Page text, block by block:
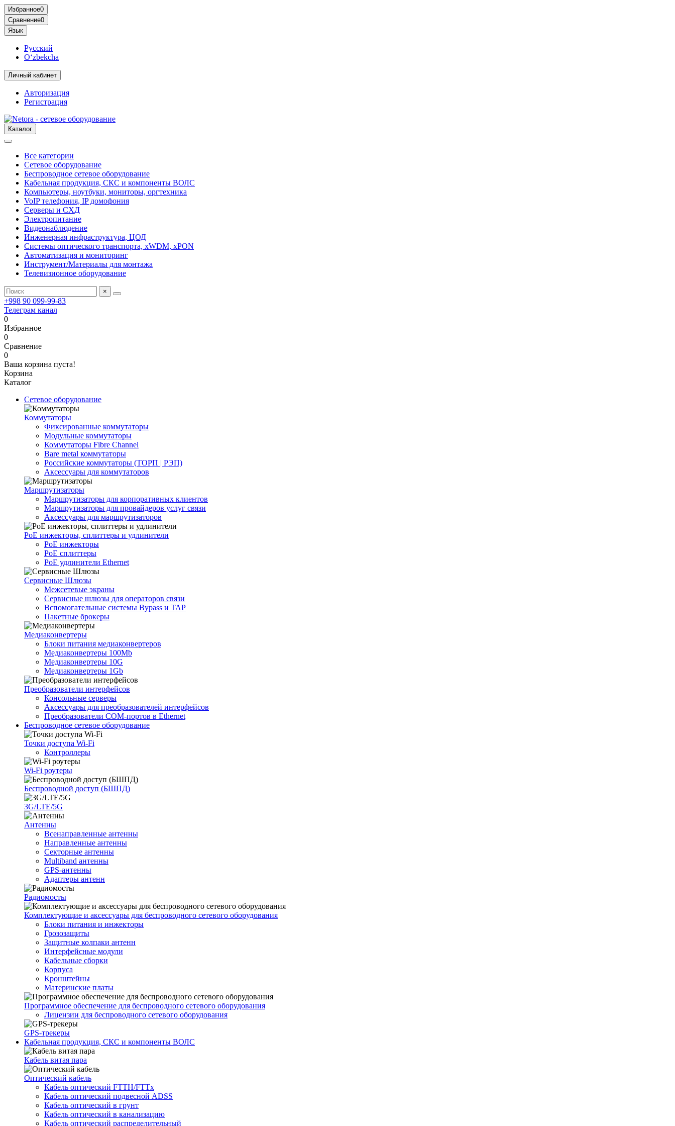
Избранное0
Сравнение0
Язык
Русский
O‘zbekcha
Личный кабинет
Авторизация
Регистрация
Каталог
Все категории
Сетевое оборудование
Беспроводное сетевое оборудование
Кабельная продукция, СКС и компоненты ВОЛС
Компьютеры, ноутбуки, мониторы, оргтехника
VoIP телефония, IP домофония
Серверы и СХД
Электропитание
Видеонаблюдение
Инженерная инфраструктура, ЦОД
Системы оптического транспорта, xWDM, xPON
Автоматизация и мониторинг
Инструмент/Материалы для монтажа
Телевизионное оборудование
×
+998 90 099-99-83
Телеграм канал
0
Избранное
0
Сравнение
0
Ваша корзина пуста!
Корзина
Каталог
Сетевое оборудование
Коммутаторы
Фиксированные коммутаторы
Модульные коммутаторы
Коммутаторы Fibre Channel
Bare metal коммутаторы
Российские коммутаторы (ТОРП | РЭП)
Аксессуары для коммутаторов
Маршрутизаторы
Маршрутизаторы для корпоративных клиентов
Маршрутизаторы для провайдеров услуг связи
Аксессуары для маршрутизаторов
PoE инжекторы, сплиттеры и удлинители
PoE инжекторы
PoE сплиттеры
PoE удлинители Ethernet
Сервисные Шлюзы
Межсетевые экраны
Сервисные шлюзы для операторов связи
Вспомогательные системы Bypass и TAP
Пакетные брокеры
Медиаконвертеры
Блоки питания медиаконвертеров
Медиаконвертеры 100Mb
Медиаконвертеры 10G
Медиаконвертеры 1Gb
Преобразователи интерфейсов
Консольные серверы
Аксессуары для преобразователей интерфейсов
Преобразователи COM-портов в Ethernet
Беспроводное сетевое оборудование
Точки доступа Wi-Fi
Контроллеры
Wi-Fi роутеры
Беспроводной доступ (БШПД)
3G/LTE/5G
Антенны
Всенаправленные антенны
Направленные антенны
Секторные антенны
Multiband антенны
GPS-антенны
Адаптеры антенн
Радиомосты
Комплектующие и аксессуары для беспроводного сетевого оборудования
Блоки питания и инжекторы
Грозозащиты
Защитные колпаки антенн
Интерфейсные модули
Кабельные сборки
Корпуса
Кронштейны
Материнские платы
Программное обеспечение для беспроводного сетевого оборудования
Лицензии для беспроводного сетевого оборудования
GPS-трекеры
Кабельная продукция, СКС и компоненты ВОЛС
Кабель витая пара
Оптический кабель
Кабель оптический FTTH/FTTx
Кабель оптический подвесной ADSS
Кабель оптический в грунт
Кабель оптический в канализацию
Кабель оптический распределительный